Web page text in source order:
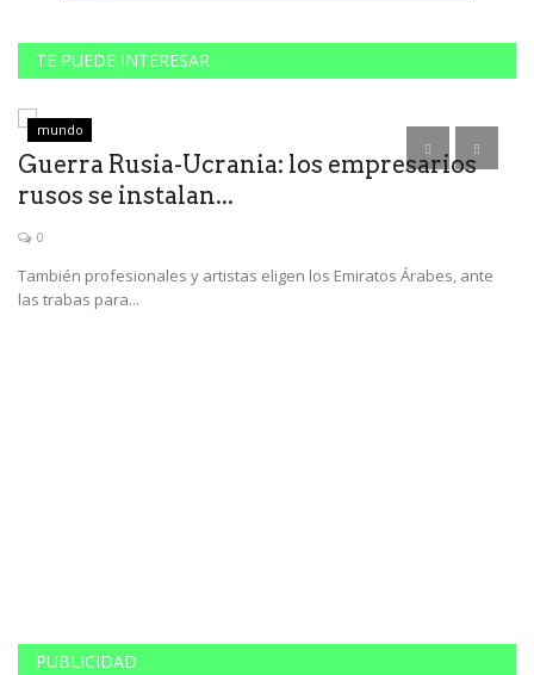
TE PUEDE INTERESAR
mundo
Guerra Rusia-Ucrania: los empresarios
rusos se instalan...
0
También profesionales y artistas eligen los Emiratos Árabes, ante
las trabas para...
PUBLICIDAD